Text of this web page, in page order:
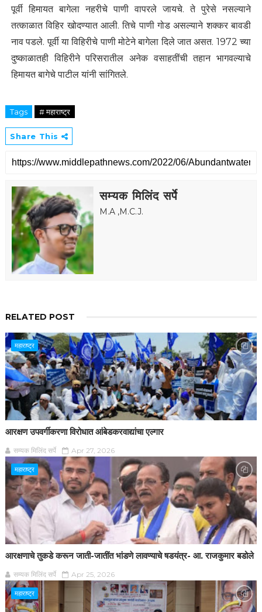
पूर्वी हिमायत बागेला नहरीचे पाणी वापरले जायचे. ते पुरेसे नसल्याने
तत्काळात विहिर खोदण्यात आली. तिचे पाणी गोड असल्याने शक्कर बावडी
नाव पडले. पूर्वी या विहिरीचे पाणी मोटेने बागेला दिले जात असत. 1972 च्या
दुष्काळातही विहिरीने परिसरातील अनेक वसाहतींची तहान भागवल्याचे
हिमायत बागेचे पाटील यांनी सांगितले.
Tags # महाराष्ट्र
Share This
सम्यक मिलिंद सर्पे
M.A ,M.C.J.
RELATED POST
महाराष्ट्र
आरक्षण उपवर्गीकरणा विरोधात आंबेडकरवाद्यांचा एल्गार
सम्यक मिलिंद सर्पे Apr 27, 2026
महाराष्ट्र
आरक्षणाचे तुकडे करून जाती-जातींत भांडणे लावण्याचे षडयंत्र- आ. राजकुमार बडोले
सम्यक मिलिंद सर्पे Apr 25, 2026
महाराष्ट्र